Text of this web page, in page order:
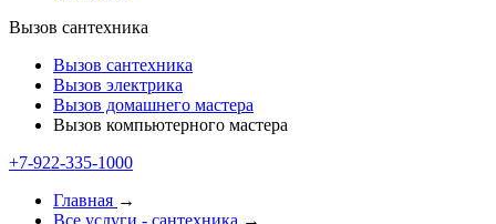
Вызов сантехника
Вызов сантехника
Вызов электрика
Вызов домашнего мастера
Вызов компьютерного мастера
+7-922-335-1000
Главная →
Все услуги - cантехника →